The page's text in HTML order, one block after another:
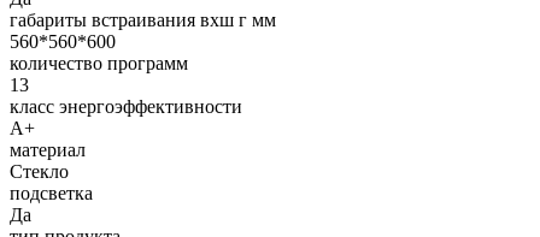
габариты встраивания вхш г мм
560*560*600
количество программ
13
класс энергоэффективности
A+
материал
Стекло
подсветка
Да